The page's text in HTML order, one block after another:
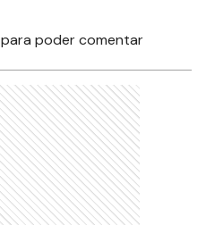
para poder comentar